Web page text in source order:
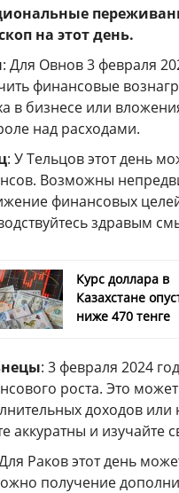
на этот день.
: Для Овнов 3 февраля
финансовые
в бизнесе или
над расходами.
: У Тельцов этот день
Возможны
финансовых
здравым
Курс доллара в
Казахстане
ниже 470 тенге
: 3 февраля 2024
роста. Это
доходов
аккуратны и
Раков этот день
получение